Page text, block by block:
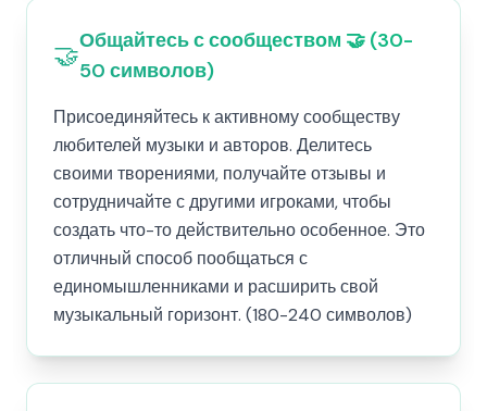
🤝Общайтесь с сообществом 🤝 (30-
50 символов)
Присоединяйтесь к активному сообществу
любителей музыки и авторов. Делитесь
своими творениями, получайте отзывы и
сотрудничайте с другими игроками, чтобы
создать что-то действительно особенное. Это
отличный способ пообщаться с
единомышленниками и расширить свой
музыкальный горизонт. (180-240 символов)